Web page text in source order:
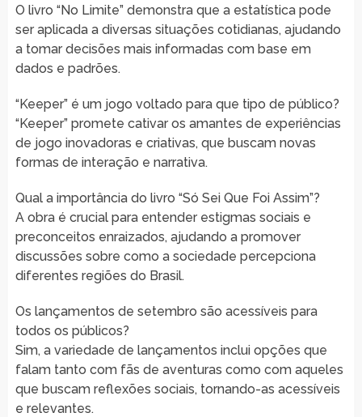
O livro “No Limite” demonstra que a estatística pode
ser aplicada a diversas situações cotidianas, ajudando
a tomar decisões mais informadas com base em
dados e padrões.
“Keeper” é um jogo voltado para que tipo de público?
“Keeper” promete cativar os amantes de experiências
de jogo inovadoras e criativas, que buscam novas
formas de interação e narrativa.
Qual a importância do livro “Só Sei Que Foi Assim”?
A obra é crucial para entender estigmas sociais e
preconceitos enraizados, ajudando a promover
discussões sobre como a sociedade percepciona
diferentes regiões do Brasil.
Os lançamentos de setembro são acessíveis para
todos os públicos?
Sim, a variedade de lançamentos inclui opções que
falam tanto com fãs de aventuras como com aqueles
que buscam reflexões sociais, tornando-as acessíveis
e relevantes.